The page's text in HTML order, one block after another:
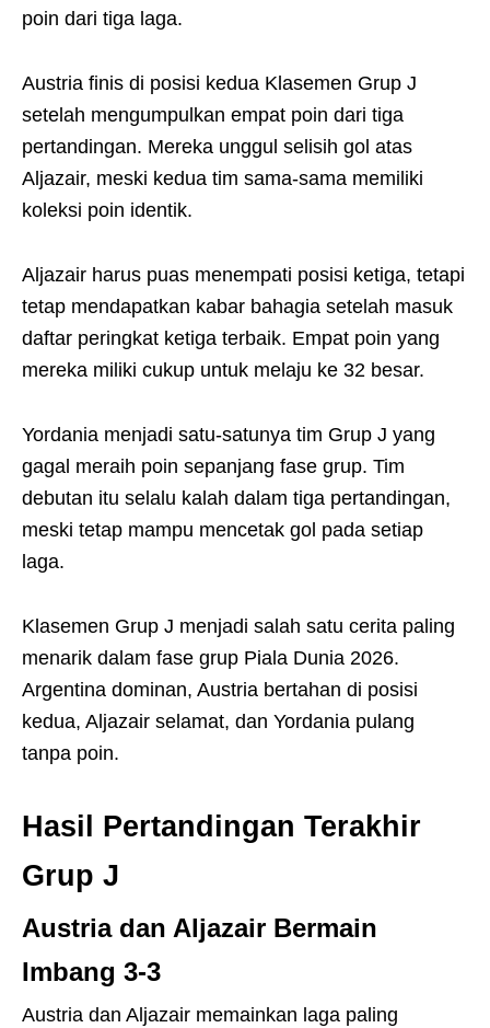
poin dari tiga laga.
Austria finis di posisi kedua Klasemen Grup J
setelah mengumpulkan empat poin dari tiga
pertandingan. Mereka unggul selisih gol atas
Aljazair, meski kedua tim sama-sama memiliki
koleksi poin identik.
Aljazair harus puas menempati posisi ketiga, tetapi
tetap mendapatkan kabar bahagia setelah masuk
daftar peringkat ketiga terbaik. Empat poin yang
mereka miliki cukup untuk melaju ke 32 besar.
Yordania menjadi satu-satunya tim Grup J yang
gagal meraih poin sepanjang fase grup. Tim
debutan itu selalu kalah dalam tiga pertandingan,
meski tetap mampu mencetak gol pada setiap
laga.
Klasemen Grup J menjadi salah satu cerita paling
menarik dalam fase grup Piala Dunia 2026.
Argentina dominan, Austria bertahan di posisi
kedua, Aljazair selamat, dan Yordania pulang
tanpa poin.
Hasil Pertandingan Terakhir
Grup J
Austria dan Aljazair Bermain
Imbang 3-3
Austria dan Aljazair memainkan laga paling